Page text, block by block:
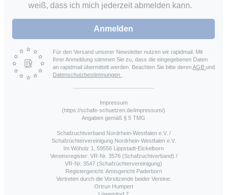
weiß, dass ich mich jederzeit abmelden kann.
Anmelden
Für den Versand unserer Newsletter nutzen wir rapidmail. Mit
Ihrer Anmeldung stimmen Sie zu, dass die eingegebenen Daten
an rapidmail übermittelt werden. Beachten Sie bitte derenAGB und
Datenschutzbestimmungen
Impressum
(https://schafe-schuetzen.de/impressum/)
Angaben gemäß § 5 TMG
Schafzuchtverband Nordrhein-Westfalen e.V. /
Schafzüchtervereinigung Nordrhein-Westfalen e.V.
Im Wöholz 1, 59556 Lippstadt-Eickelborn
Vereinsregister: VR-Nr. 3576 (Schafzuchtverband) /
VR-Nr. 3547 (Schafzüchtervereinigung)
Registergericht: Amtsgericht Paderborn
Vertreten durch die Vorsitzende beider Vereine:
Ortrun Humpert